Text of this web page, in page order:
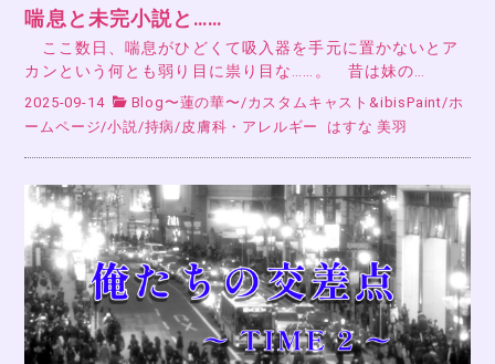
喘息と未完小説と……
ここ数日、喘息がひどくて吸入器を手元に置かないとア
カンという何とも弱り目に祟り目な……。 昔は妹の…
2025-09-14 Blog〜蓮の華〜 /カスタムキャスト&ibisPaint/ホ
ームページ/小説 /持病 / 皮膚科・アレルギー はすな 美羽